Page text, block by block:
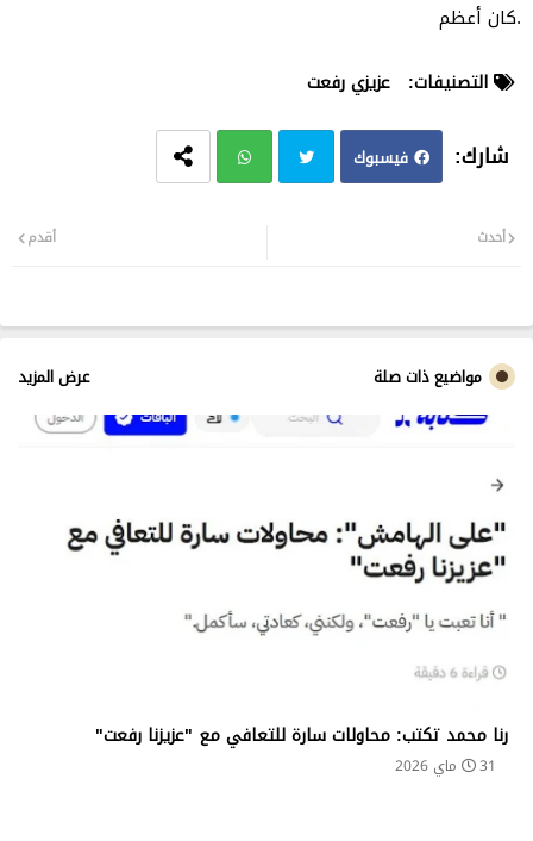
كان أعظم.
التصنيفات: عزيزي رفعت
فيسبوك
ب
أحدث أقدم
مواضيع ذات صلة عرض المزيد
رنا محمد تكتب: محاولات سارة للتعافي مع "عزيزنا رفعت"
31 ماي 2026